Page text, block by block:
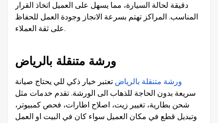
دقيقة لحالة السيارة، مما يسهل على العميل اتخاذ القرار
المناسب. المراكز تهتم بسرعة الانجاز وجودة العمل للحفاظ
على ثقة العملاء.
ورشة متنقلة بالرياض
ورشة متنقلة بالرياض تعتبر خيار ذكي للي يحتاج صيانة
سريعة بدون الحاجة للذهاب الى الورشة. تقدم خدمات مثل
شحن بطارية، تغيير زيت، اصلاح اطارات، فحص كمبيوتر،
وتبديل قطع في مكان العميل سواء كان في البيت او العمل